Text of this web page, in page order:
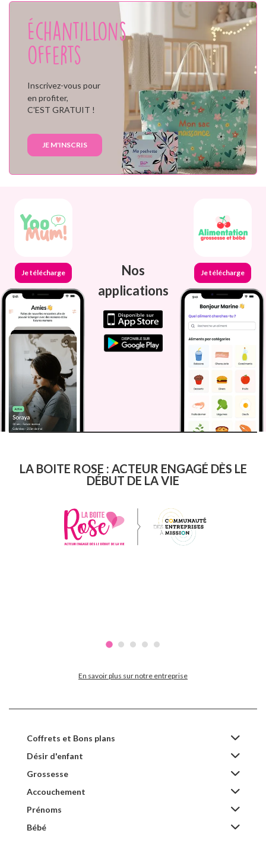
Échantillons
offerts
Inscrivez-vous pour
en profiter,
C'EST GRATUIT !
JE M'INSCRIS
Je télécharge
Nos
applications
Je télécharge
LA BOITE ROSE : ACTEUR ENGAGÉ DÈS LE
DÉBUT DE LA VIE
En savoir plus sur notre entreprise
Coffrets et Bons plans
Désir d'enfant
Grossesse
Accouchement
Prénoms
Bébé